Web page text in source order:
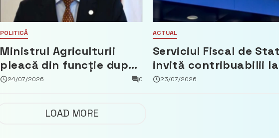
POLITICĂ
Ministrul Agriculturii
pleacă din funcție după
ce a negat că a făcut
Democrat
24/07/2026 0
ACTUAL
Serviciul Fiscal de
invită contribuabilii la
un webinar gratuit
23/07/2026
LOAD MORE